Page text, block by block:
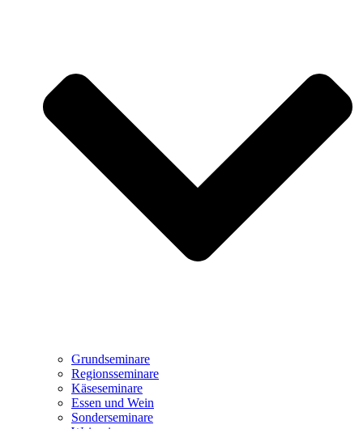
Grundseminare
Regionsseminare
Käseseminare
Essen und Wein
Sonderseminare